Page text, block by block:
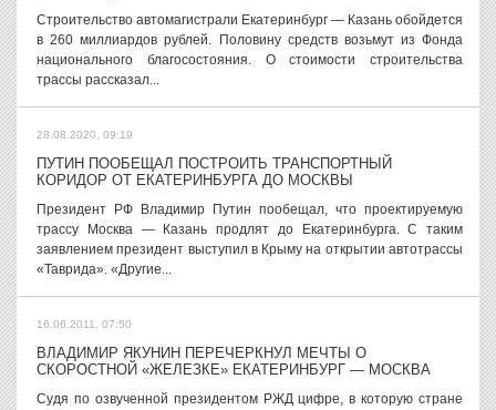
Строительство автомагистрали Екатеринбург — Казань обойдется
в 260 миллиардов рублей. Половину средств возьмут из Фонда
национального благосостояния. О стоимости строительства
трассы рассказал...
28.08.2020, 09:19
ПУТИН ПООБЕЩАЛ ПОСТРОИТЬ ТРАНСПОРТНЫЙ
КОРИДОР ОТ ЕКАТЕРИНБУРГА ДО МОСКВЫ
Президент РФ Владимир Путин пообещал, что проектируемую
трассу Москва — Казань продлят до Екатеринбурга. С таким
заявлением президент выступил в Крыму на открытии автотрассы
«Таврида». «Другие...
16.06.2011, 07:50
ВЛАДИМИР ЯКУНИН ПЕРЕЧЕРКНУЛ МЕЧТЫ О
СКОРОСТНОЙ «ЖЕЛЕЗКЕ» ЕКАТЕРИНБУРГ — МОСКВА
Судя по озвученной президентом РЖД цифре, в которую стране